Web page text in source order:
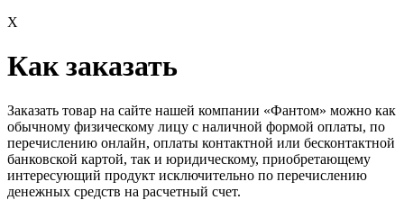
X
Как заказать
Заказать товар на сайте нашей компании «Фантом» можно как
обычному физическому лицу с наличной формой оплаты, по
перечислению онлайн, оплаты контактной или бесконтактной
банковской картой, так и юридическому, приобретающему
интересующий продукт исключительно по перечислению
денежных средств на расчетный счет.